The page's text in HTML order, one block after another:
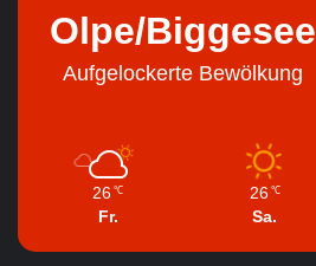
Olpe/Biggesee
Aufgelockerte Bewölkung
26 ℃
Fr.
26 ℃
Sa.